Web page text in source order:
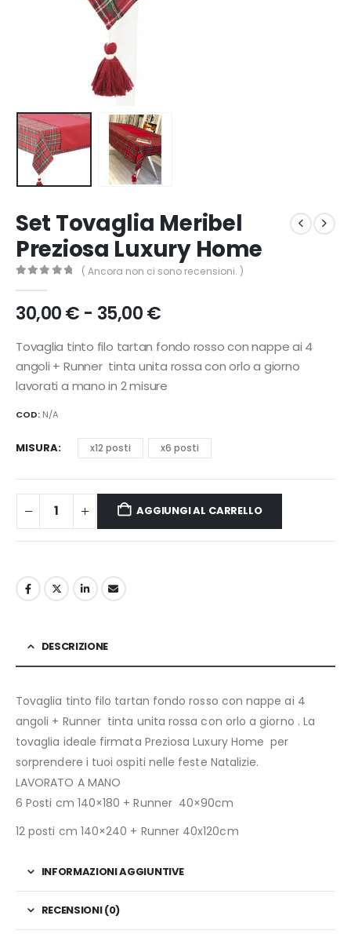
Set Tovaglia Meribel
Preziosa Luxury Home
( Ancora non ci sono recensioni. )
30,00€ - 35,00€Fascia
prezzo:
da
30,00 €
Tovaglia tinto filo tartan fondo rosso con nappe ai 4
angoli + Runner tinta unita rossa con orlo a giorno
lavorati a mano in 2 misure
COD: N/A
MISURA x12 posti x6 posti
AGGIUNGI AL CARRELLO
DESCRIZIONE
Tovaglia tinto filo tartan fondo rosso con nappe ai 4
angoli + Runner tinta unita rossa con orlo a giorno . La
tovaglia ideale firmata Preziosa Luxury Home per
sorprendere i tuoi ospiti nelle feste Natalizie.
LAVORATO A MANO
6 Posti cm 140×180 + Runner 40×90cm
12 posti cm 140×240 + Runner 40x120cm
INFORMAZIONI AGGIUNTIVE
RECENSIONI (0)